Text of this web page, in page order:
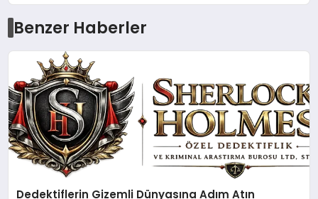
Benzer Haberler
Dedektiflerin Gizemli Dünyasına Adım Atın